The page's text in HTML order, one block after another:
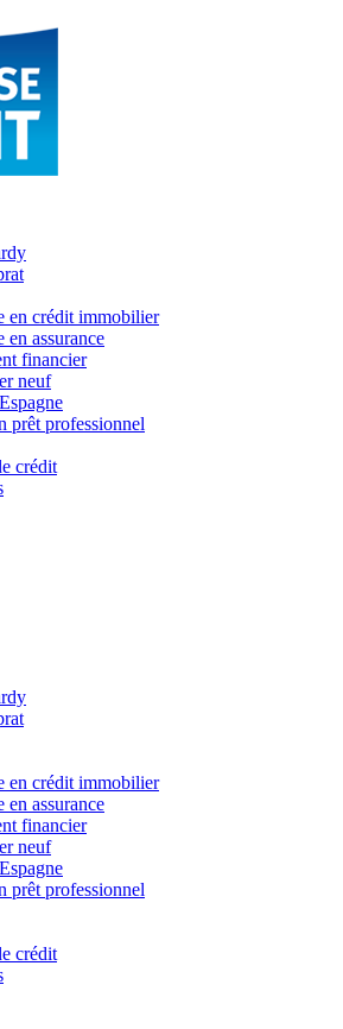
en crédit immobilier
en assurance
financier
neuf
prêt professionnel
crédit
en crédit immobilier
en assurance
financier
neuf
prêt professionnel
crédit